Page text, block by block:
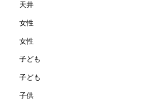
天井
女性
女性
子ども
子ども
子供